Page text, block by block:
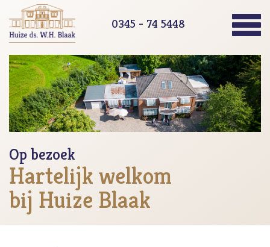
0345 - 74 5448
Op bezoek
Hartelijk welkom
bij Huize Blaak